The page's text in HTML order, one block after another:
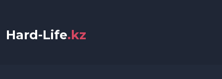
Hard-Life.kz